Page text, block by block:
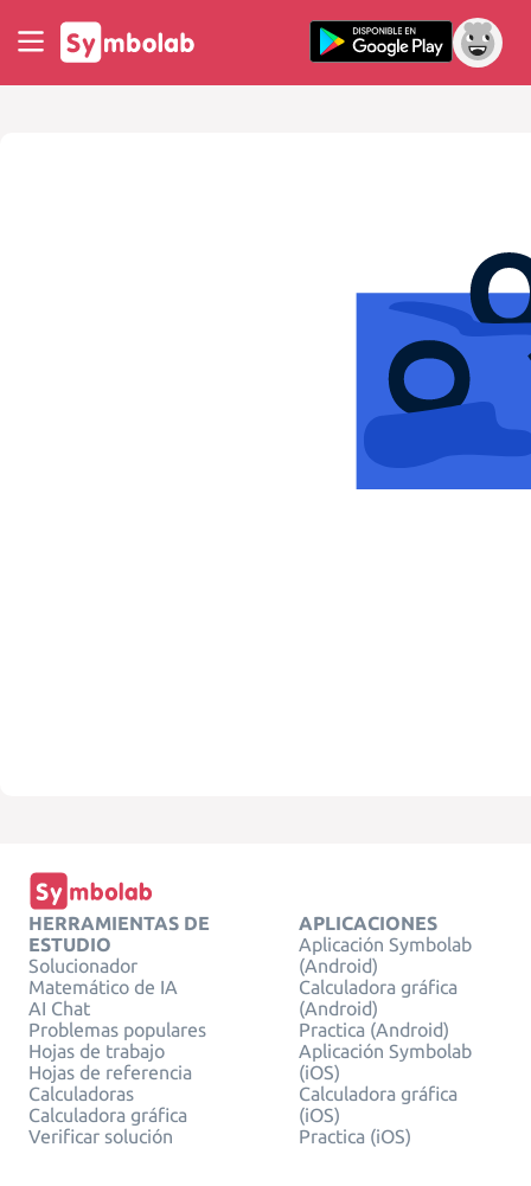
HERRAMIENTAS DE
ESTUDIO
Solucionador
Matemático de IA
AI Chat
Problemas populares
Hojas de trabajo
Hojas de referencia
Calculadoras
Calculadora gráfica
Verificar solución
APLICACIONES
Aplicación Symbolab
(Android)
Calculadora gráfica
(Android)
Practica (Android)
Aplicación Symbolab
(iOS)
Calculadora gráfica
(iOS)
Practica (iOS)